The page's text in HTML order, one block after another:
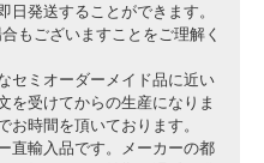
発送することができます。
もございますことをご理解く
セミオーダーメイド品に近い
を受けてからの生産になりま
時間を頂いております。
直輸入品です。メーカーの都